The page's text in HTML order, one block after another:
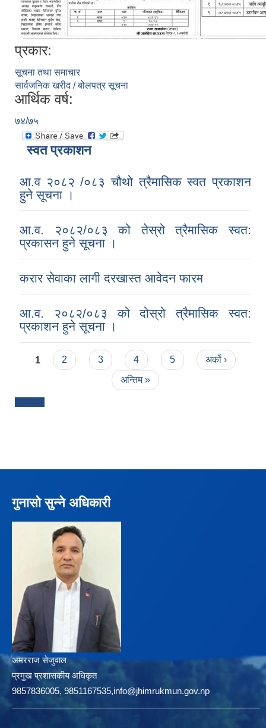
प्रकार:
सूचना तथा समाचार
सार्वजनिक खरीद / बोलपत्र सूचना
आर्थिक वर्ष:
७४/७५
स्वत प्रकाशन
आ.व २०८२ /०८३ चौथो त्रैमासिक स्वत प्रकाशन
हुने सूचना ।
आ.व. २०८२/०८३ को तेस्रो त्रैमासिक स्वत:
प्रकासन हुने सूचना ।
करार सेवाका लागी दरखास्त आवेदन फारम
आ.व. २०८२/०८३ को दोस्रो त्रैमासिक स्वत:
प्रकाशन हुने सूचना ।
Pages
1 2 3 4 5
अर्को ›
अन्तिम »
गुनासो सुन्ने अधिकारी
अमरराज सेजुवाल
प्रमुख प्रशासकीय अधिकृत
9857836005, 9851167535,info@jhimrukmun.gov.np